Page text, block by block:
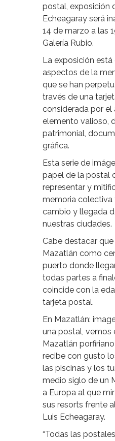
postal, exposición
Echeagaray será
14 de marzo a las
Galería Rubio.
La exposición
aspectos de la
que se han
través de una
considerada por
elemento valioso,
patrimonial,
gráfica.
Esta serie de
papel de la postal
representar y
memoria colectiva
cambio y llegada
nuestras ciudades.
Cabe destacar
Mazatlán como
puerto donde
todas partes a
coincide con la
tarjeta postal.
En Mazatlán:
una postal, vemos
Mazatlán
recibe con gusto
las piscinas y los
medio siglo de un
a Europa al que
sus resorts frente
Luis Echeagaray.
“Todas las